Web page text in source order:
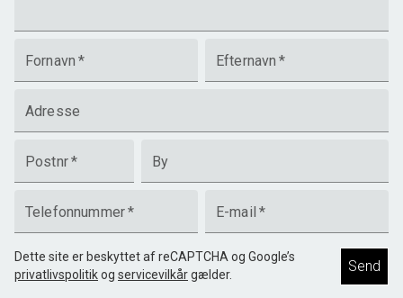
Fornavn * Efternavn *
Adresse
Postnr* By
Telefonnummer* E-mail *
Dette site er beskyttet af reCAPTCHA og Google’s
privatlivspolitikog servicevilkårgælder. Send